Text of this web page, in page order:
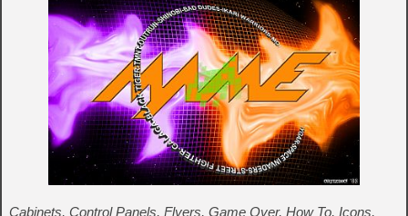
Cabinets, Control Panels, Flyers, Game Over, How To, Icons,